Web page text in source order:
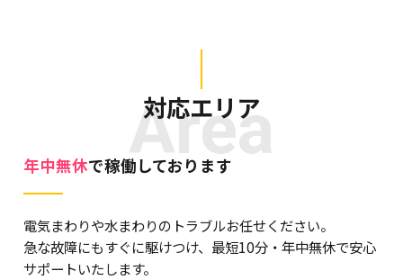
Area
対応エリア
年中無休で稼働しております
電気まわりや水まわりのトラブルお任せください。
急な故障にもすぐに駆けつけ、最短10分・年中無休で安心
サポートいたします。